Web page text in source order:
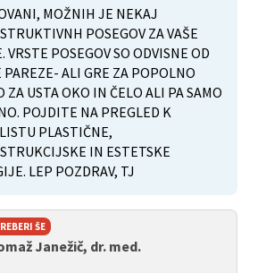
MOŽNIH JE NEKAJ
POSEGOV ZA VAŠE
VRSTE POSEGOV SO ODVISNE OD
ALI GRE ZA POPOLNO
ZA USTA OKO IN ČELO ALI PA SAMO
POJDITE NA PREGLED K
PLASTIČNE,
IN ESTETSKE
LEP POZDRAV, TJ
ŠE
Janežič, dr. med.